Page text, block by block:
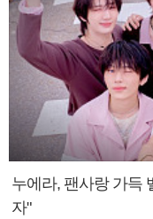
누에라, 팬사랑 가득
자"